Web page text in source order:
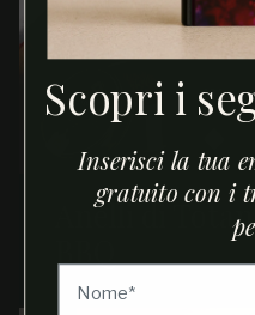
Anelli di
Scopri i
Inserisci la tua
gratuito con i